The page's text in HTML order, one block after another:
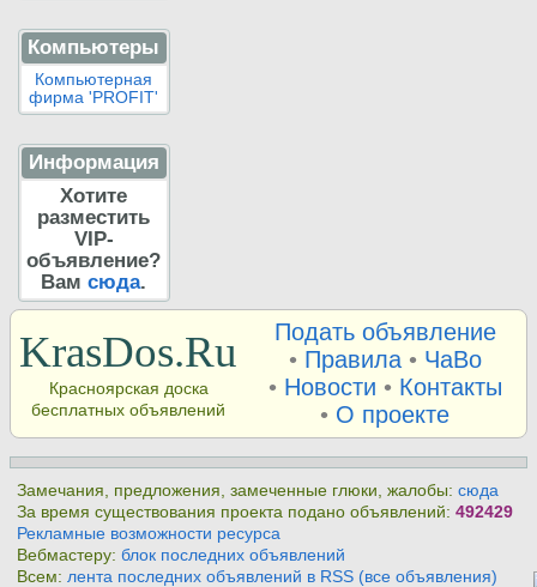
Компьютеры
Компьютерная
фирма 'PROFIT'
Информация
Хотите
разместить
VIP-
объявление?
Вамсюда.
KrasDos.Ru
Красноярская доска
бесплатных объявлений
Подать объявление
• Правила• ЧаВо
• Новости • Контакты
• О проекте
Замечания, предложения, замеченные глюки, жалобы:сюда
За время существования проекта подано объявлений:492429
Рекламные возможности ресурса
Вебмастеру:блок последних объявлений
Всем: лента последних объявлений в RSS (все объявления)